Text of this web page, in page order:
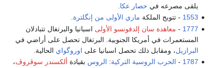
يلقى مصرعه في حصار عكا
1553 - تتويج الملكة ماري الأولى من إنگلترة
1777
- معاهدة سان إلدفونسو الأولى اسبانيا والبرتغال تتبادلان
المستعمرات في أمريكا الجنوبية. البرتغال تحصل على أراضي في
البرازيل، ومقابل ذلك تحصل اسبانيا على اوروگواي الحالية.
1787
- الحرب الروسية التركية: الروس بقيادة ألكسندر سوڤروڤ،